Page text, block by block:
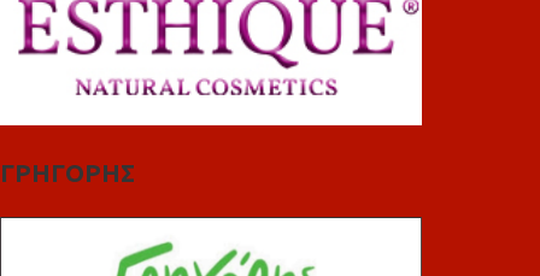
ΓΡΗΓΟΡΗΣ